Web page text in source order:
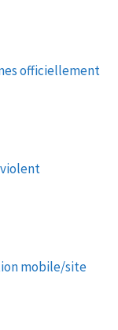
officiellement
violent
mobile/site